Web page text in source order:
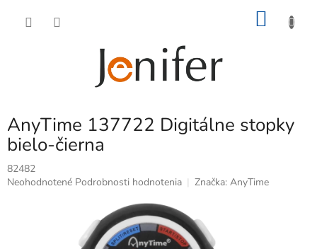
AnyTime 137722 Digitálne stopky
bielo-čierna
82482
Priemerné
Neohodnotené Podrobnosti hodnotenia Značka: AnyTime